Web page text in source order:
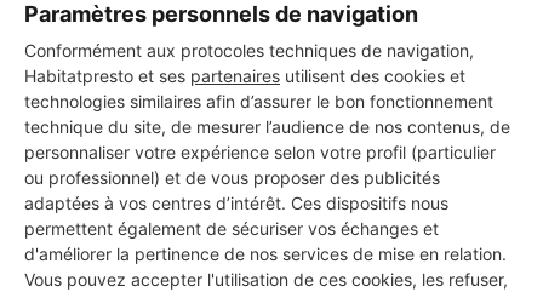
Paramètres personnels de navigation
Conformément aux protocoles techniques de navigation,
Habitatpresto et ses partenaires utilisent des cookies et
technologies similaires afin d’assurer le bon fonctionnement
technique du site, de mesurer l’audience de nos contenus, de
personnaliser votre expérience selon votre profil (particulier
ou professionnel) et de vous proposer des publicités
adaptées à vos centres d’intérêt. Ces dispositifs nous
permettent également de sécuriser vos échanges et
d'améliorer la pertinence de nos services de mise en relation.
Vous pouvez accepter l'utilisation de ces cookies, les refuser,
Voir sa fiche
KONATE VENTILATION ET
SERVICES
Gentilly
10 ans d'expérience